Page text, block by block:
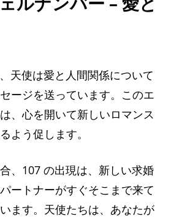
天使は愛と人間関係について
ージを送っています。このエ
、心を開いて新しいロマンス
よう促します。
、107 の出現は、新しい求婚
ートナーがすぐそこまで来て
ます。天使たちは、あなたが